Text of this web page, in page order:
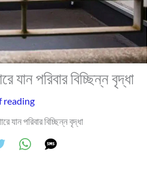
যান পরিবার বিচ্ছিন্ন বৃদ্ধা
reading
যান পরিবার বিচ্ছিন্ন বৃদ্ধা